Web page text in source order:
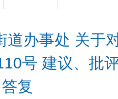
办事处 关于
号 建议、批
答复